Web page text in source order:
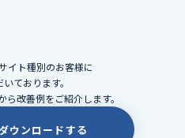
イト種別のお客様に
ております。
改善例をご紹介します。
ウンロードする